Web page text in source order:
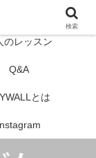
のレッスン
Q&A
とは
検索